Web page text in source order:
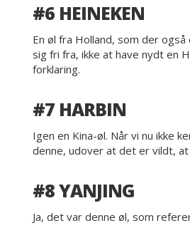
#6 HEINEKEN
En øl fra Holland, som der
sig fri fra, ikke at have nydt en
forklaring.
#7 HARBIN
Igen en Kina-øl. Når vi nu ikke
denne, udover at det er vildt,
#8 YANJING
Ja, det var denne øl, som